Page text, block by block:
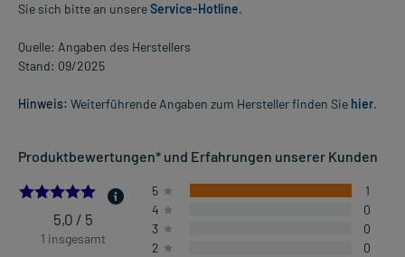
Sie sich bitte an unsereService-Hotline.
Quelle: Angaben des Herstellers
Stand: 09/2025
Hinweis: Weiterführende Angaben zum Hersteller finden Sie hier.
Produktbewertungen* und Erfahrungen unserer Kunden
5.0
5,0 / 5
1 insgesamt
5
1
4
0
3
0
2
0